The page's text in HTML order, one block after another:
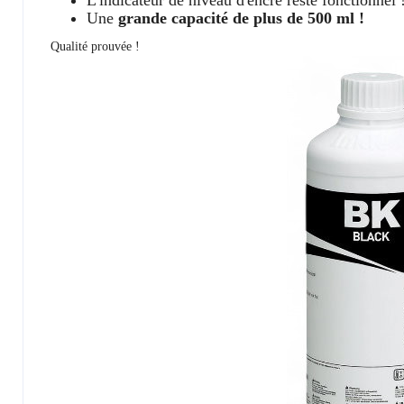
Une grande capacité de plus de 500 ml !
Qualité prouvée !